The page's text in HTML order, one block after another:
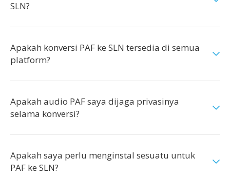
SLN?
Apakah konversi PAF ke SLN tersedia di semua
platform?
Apakah audio PAF saya dijaga privasinya
selama konversi?
Apakah saya perlu menginstal sesuatu untuk
PAF ke SLN?